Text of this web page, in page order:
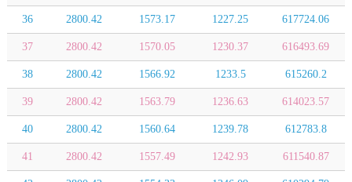
36 2800.42 1573.17 1227.25 617724.06
37 2800.42 1570.05 1230.37 616493.69
38 2800.42 1566.92 1233.5 615260.2
39 2800.42 1563.79 1236.63 614023.57
40 2800.42 1560.64 1239.78 612783.8
41 2800.42 1557.49 1242.93 611540.87